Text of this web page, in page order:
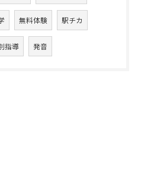
無料体験 駅チカ
指導 発音